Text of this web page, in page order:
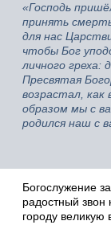
«Господь
принять
для нас
чтобы Бог
личного греха:
Пресвятая
возрастал, как
образом мы с
родился наш с
Богослужение
радостный звон
городу великую